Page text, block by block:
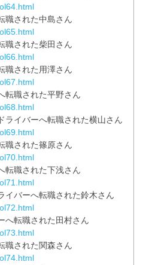
職された中島さん
職された柴田さん
職された用澤さん
転職された平野さん
ライバーへ転職された横山さん
職された篠原さん
転職された下浅さん
イバーへ転職された鈴木さん
へ転職された田村さん
職された関森さん